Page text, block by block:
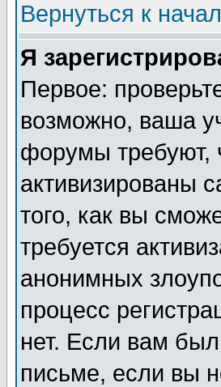
Вернуться к
Я
Первое:
возможно, ваша
форумы требуют,
активизированы
того, как вы
требуется
анонимных
процесс
нет. Если вам
письме, если вы